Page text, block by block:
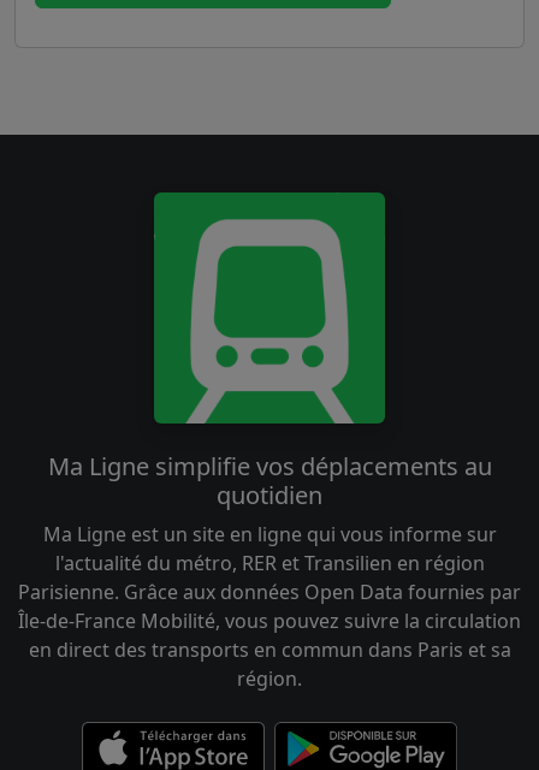
Ma Ligne simplifie vos déplacements au
quotidien
Ma Ligne est un site en ligne qui vous informe sur
l'actualité du métro, RER et Transilien en région
Parisienne. Grâce aux données Open Data fournies par
Île-de-France Mobilité, vous pouvez suivre la circulation
en direct des transports en commun dans Paris et sa
région.